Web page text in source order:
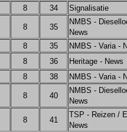
8 34 Signalisatie
8 35
NMBS -
News
8 35
NMBS - Varia -
8 36
Heritage - News
8 38 NMBS - Varia -
8 40
NMBS -
News
8 41
TSP - Reizen /
News